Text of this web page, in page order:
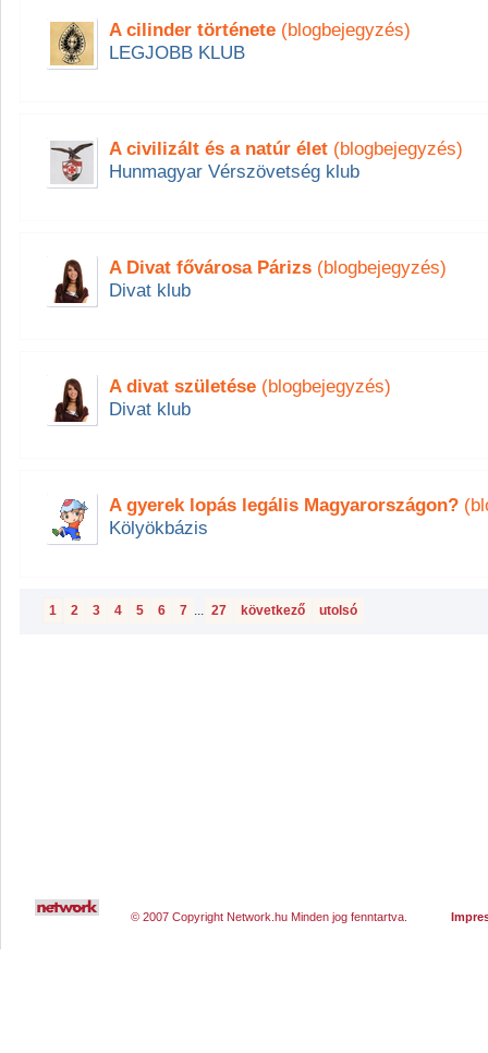
A cilinder története (blogbejegyzés)
LEGJOBB KLUB
A civilizált és a natúr élet (blogbejegyzés)
Hunmagyar Vérszövetség klub
A Divat fővárosa Párizs (blogbejegyzés)
Divat klub
A divat születése (blogbejegyzés)
Divat klub
A gyerek lopás legális Magyarországon?
Kölyökbázis
1 2 3 4 5 6 7 ... 27 következő utolsó
© 2007 Copyright Network.hu Minden jog fenntartva.